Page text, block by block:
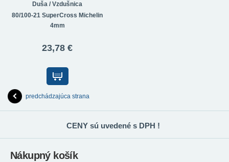
Duša / Vzdušnica
80/100-21 SuperCross Michelin
4mm
23,78 €
predchádzajúca strana
CENY sú uvedené s DPH !
Nákupný košík